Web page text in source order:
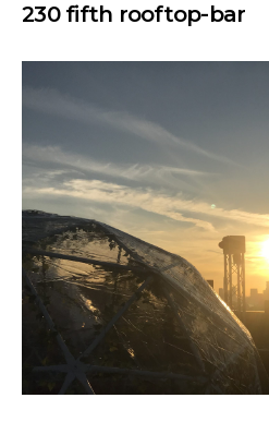
230 fifth rooftop-bar